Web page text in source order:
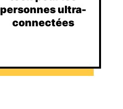
personnes ultra-
connectées